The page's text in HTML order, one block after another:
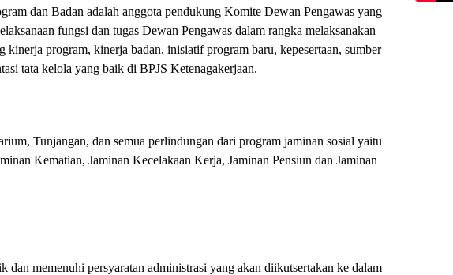
dan Badan adalah anggota pendukung Komite Dewan Pengawas yang
fungsi dan tugas Dewan Pengawas dalam rangka melaksanakan
kinerja program, kinerja badan, inisiatif program baru, kepesertaan, sumber
tata kelola yang baik di BPJS Ketenagakerjaan.
Tunjangan, dan semua perlindungan dari program jaminan sosial yaitu
Kematian, Jaminan Kecelakaan Kerja, Jaminan Pensiun dan Jaminan
dan memenuhi persyaratan administrasi yang akan diikutsertakan ke dalam